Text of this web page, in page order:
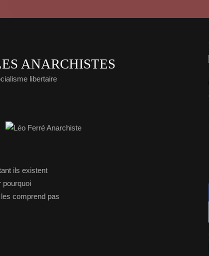
ANARCHISTES
libertaire
ils existent
pourquoi
comprend pas